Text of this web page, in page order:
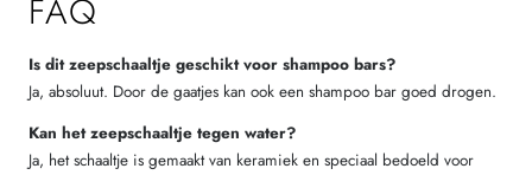
FAQ
Is dit zeepschaaltje geschikt voor shampoo bars?
Ja, absoluut. Door de gaatjes kan ook een shampoo bar goed drogen.
Kan het zeepschaaltje tegen water?
Ja, het schaaltje is gemaakt van keramiek en speciaal bedoeld voor